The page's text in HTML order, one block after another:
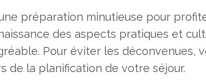
préparation minutieuse pour
des aspects pratiques et
Pour éviter les déconvenues,
de la planification de votre séjour.